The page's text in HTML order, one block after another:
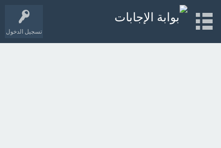
تسجيل الدخول